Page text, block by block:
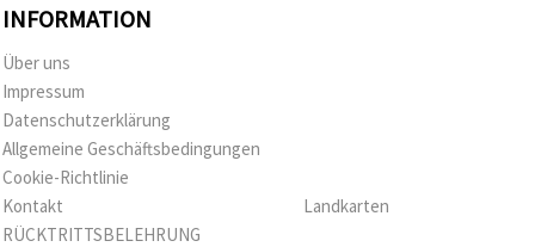
INFORMATION
Über uns
Impressum
Datenschutzerklärung
Allgemeine Geschäftsbedingungen
Cookie-Richtlinie
Kontakt
RÜCKTRITTSBELEHRUNG
Landkarten